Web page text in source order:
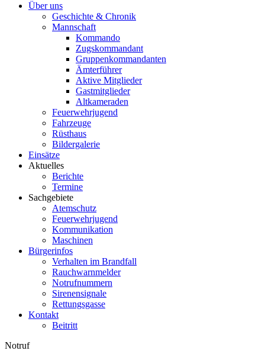
Über uns
Geschichte & Chronik
Mannschaft
Kommando
Zugskommandant
Gruppenkommandanten
Ämterführer
Aktive Mitglieder
Gastmitglieder
Altkameraden
Feuerwehrjugend
Fahrzeuge
Rüsthaus
Bildergalerie
Einsätze
Aktuelles
Berichte
Termine
Sachgebiete
Atemschutz
Feuerwehrjugend
Kommunikation
Maschinen
Bürgerinfos
Verhalten im Brandfall
Rauchwarnmelder
Notrufnummern
Sirenensignale
Rettungsgasse
Kontakt
Beitritt
Notruf